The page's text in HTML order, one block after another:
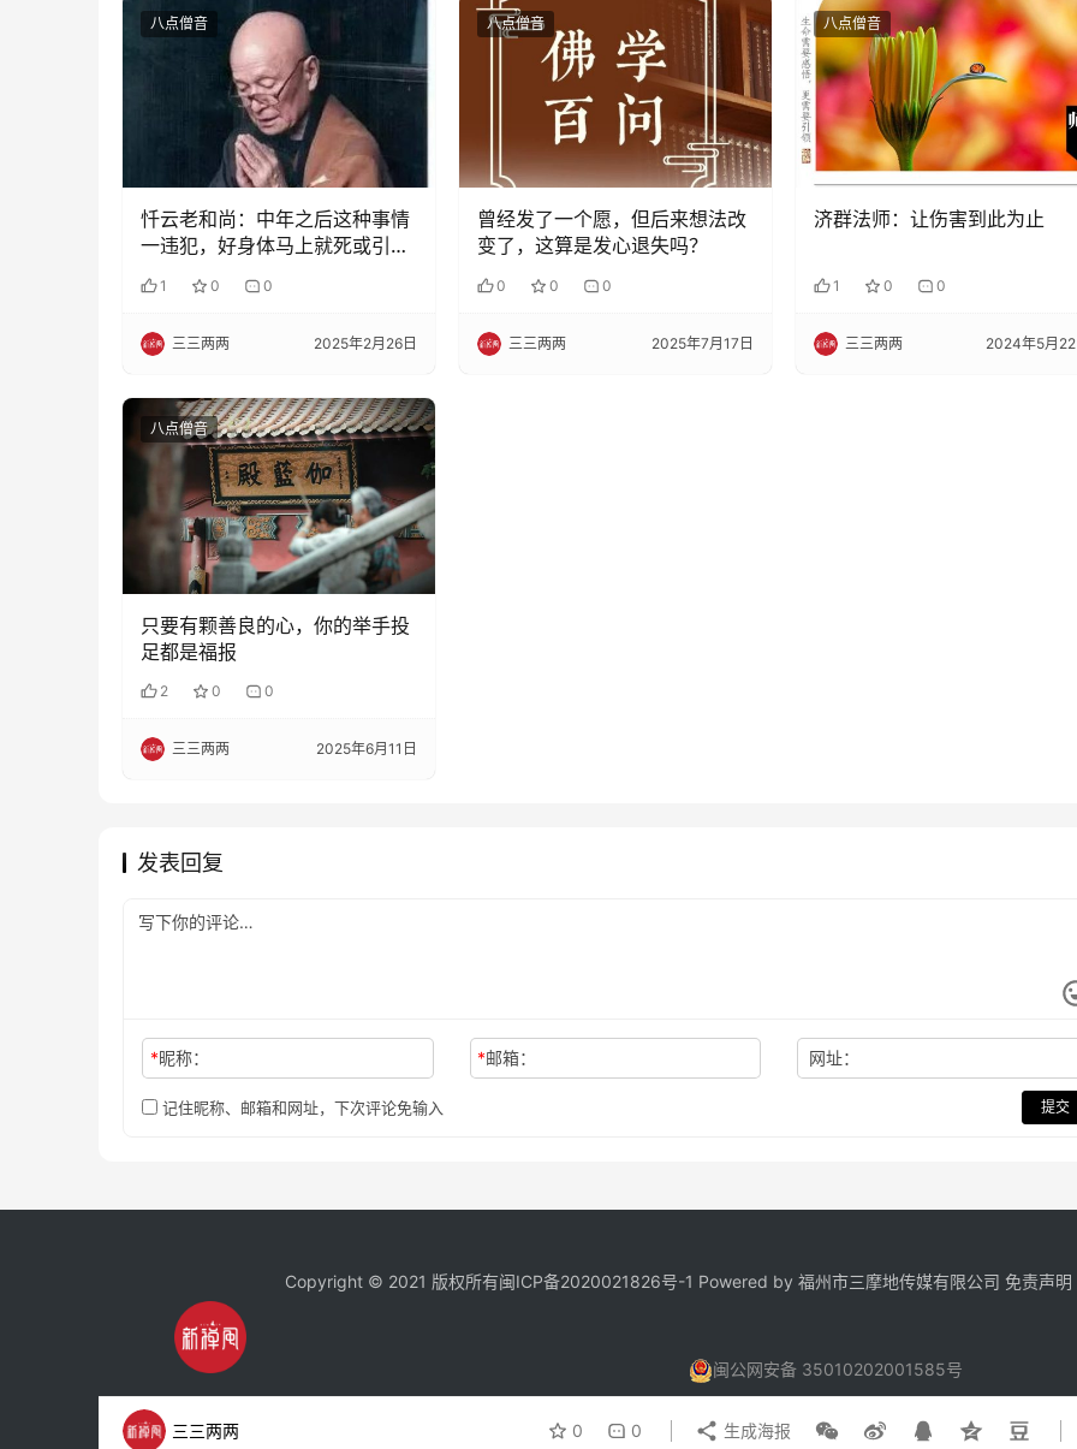
三三两两 0 0 生成海报
八点僧音
忏云老和尚：中年之后这种事情
一违犯，好身体马上就死或引出
别的病，就是青年也扛不了
1 0 0
三三两两 2025年2月26日
八点僧音
曾经发了一个愿，但后来想法改
变了，这算是发心退失吗？
0 0 0
三三两两 2025年7月17日
八点僧音
济群法师：让伤害到此为止
1 0 0
三三两两 2024年5月22
八点僧音
只要有颗善良的心，你的举手投
足都是福报
2 0 0
三三两两 2025年6月11日
发表回复
*昵称： *邮箱： 网址：
记住昵称、邮箱和网址，下次评论免输入 提交
Copyright © 2021 版权所有闽ICP备2020021826号-1 Powered by 福州市三摩地传媒有限公司 免责声明
闽公网安备 35010202001585号